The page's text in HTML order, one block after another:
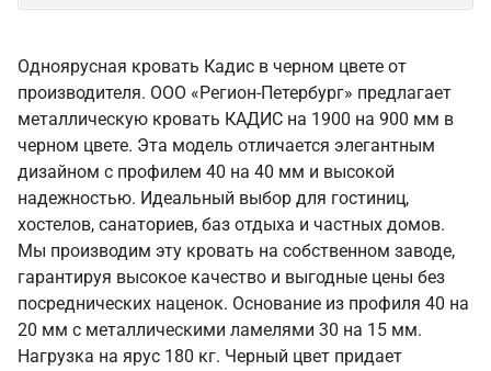
Одноярусная кровать Кадис в черном цвете от
производителя. ООО «Регион-Петербург» предлагает
металлическую кровать КАДИС на 1900 на 900 мм в
черном цвете. Эта модель отличается элегантным
дизайном с профилем 40 на 40 мм и высокой
надежностью. Идеальный выбор для гостиниц,
хостелов, санаториев, баз отдыха и частных домов.
Мы производим эту кровать на собственном заводе,
гарантируя высокое качество и выгодные цены без
посреднических наценок. Основание из профиля 40 на
20 мм с металлическими ламелями 30 на 15 мм.
Нагрузка на ярус 180 кг. Черный цвет придает